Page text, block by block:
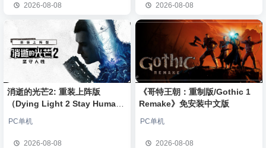
2026-08-08 2026-08-08
消逝的光芒2: 重装上阵版
（Dying Light 2 Stay Human:
PC单机
2026-08-08
《哥特王朝：重制版/Gothic 1
Remake》免安装中文版
PC单机
2026-08-08